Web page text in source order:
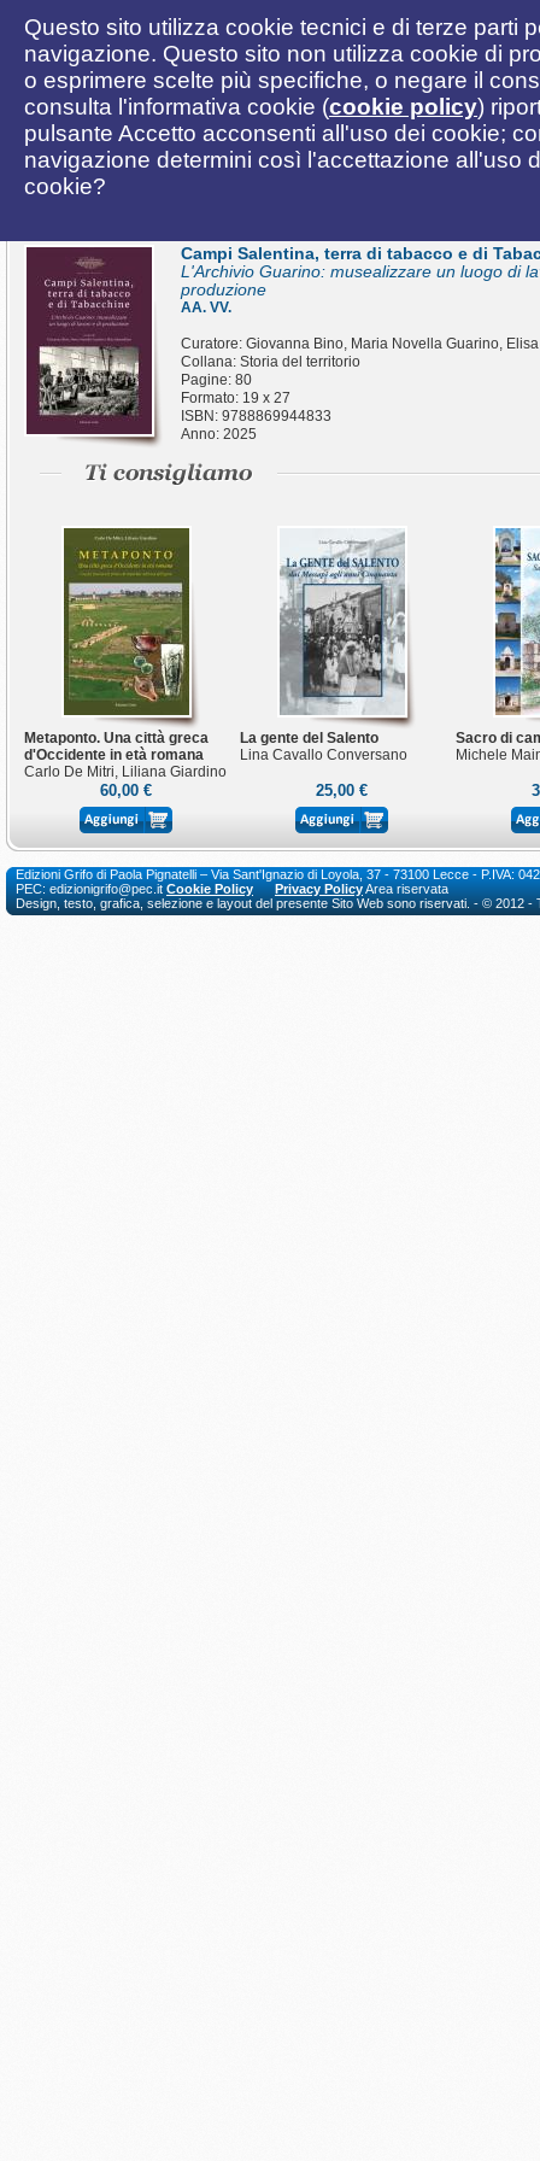
Questo sito utilizza cookie tecnici e di terze parti
navigazione. Questo sito non utilizza cookie di
o esprimere scelte più specifiche, o negare il
consulta l'informativa cookie (cookie policy)
pulsante Accetto acconsenti all'uso dei cookie;
navigazione determini così l'accettazione all'uso
cookie?
Campi Salentina, terra di tabacco e di
L'Archivio Guarino: musealizzare un luogo di
produzione
AA. VV.
Curatore: Giovanna Bino, Maria Novella Guarino,
Collana: Storia del territorio
Pagine: 80
Formato: 19 x 27
ISBN: 9788869944833
Anno: 2025
Metaponto. Una città greca
d'Occidente in età romana
Carlo De Mitri, Liliana Giardino
60,00 €
La gente del Salento
Lina Cavallo Conversano
25,00 €
Sacro di
Michele
Edizioni Grifo di Paola Pignatelli – Via Sant'Ignazio di Loyola, 37 - 73100 Lecce - P.IVA:
PEC: edizionigrifo@pec.it Cookie Policy Privacy PolicyArea riservata
Design, testo, grafica, selezione e layout del presente Sito Web sono riservati. - © 2012 -